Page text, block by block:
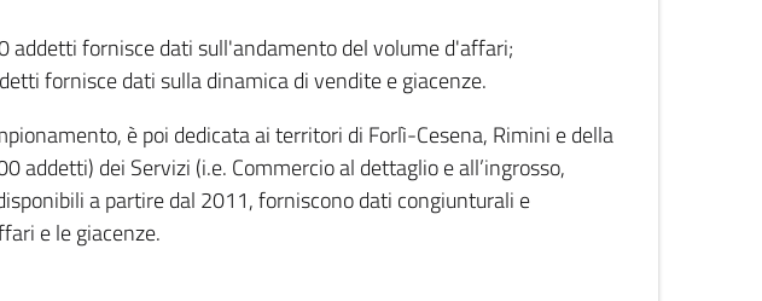
addetti fornisce dati sull'andamento del volume d'affari;
fornisce dati sulla dinamica di vendite e giacenze.
è poi dedicata ai territori di Forlì-Cesena, Rimini e della
addetti) dei Servizi (i.e. Commercio al dettaglio e all’ingrosso,
a partire dal 2011, forniscono dati congiunturali e
e le giacenze.